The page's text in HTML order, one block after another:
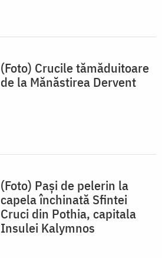
(Foto) Crucile tămăduitoare
de la Mănăstirea Dervent
(Foto) Pași de pelerin la
capela închinată Sfintei
Cruci din Pothia, capitala
Insulei Kalymnos